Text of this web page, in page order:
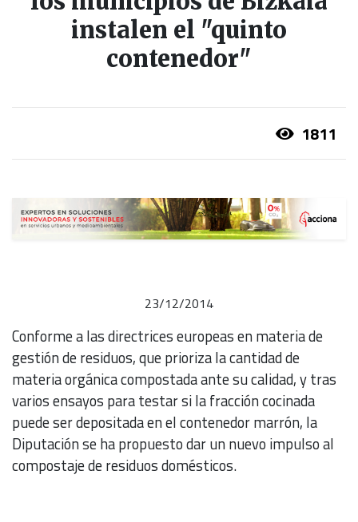
instalen el "quinto
contenedor"
1811
23/12/2014
Conforme a las directrices europeas en materia de
gestión de residuos, que prioriza la cantidad de
materia orgánica compostada ante su calidad, y tras
varios ensayos para testar si la fracción cocinada
puede ser depositada en el contenedor marrón, la
Diputación se ha propuesto dar un nuevo impulso al
compostaje de residuos domésticos.